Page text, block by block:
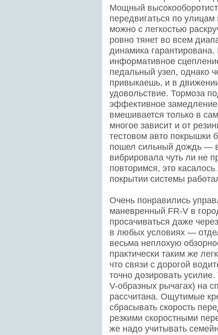
Мощный
передвигаться по
можно с легкостью
ровно тянет во всем
динамика гарантирована.
информативное
педальный узел, однако
привыкаешь, и в
удовольствие. Тормоза
эффективное
вмешивается только в
многое зависит и от
тестовом авто покрышки
пошел сильный дождь —
вибрировала чуть ли не
повторимся, это
покрытии системы
Очень понравились
маневренный FR-V в
просачиваться даже
в любых условиях —
весьма неплохую
практически таким же
что связи с дорогой
точно дозировать
V-образных рычагах) на
рассчитана. Ощутимые
сбрасывать скорость
резкими скоростными
же надо учитывать